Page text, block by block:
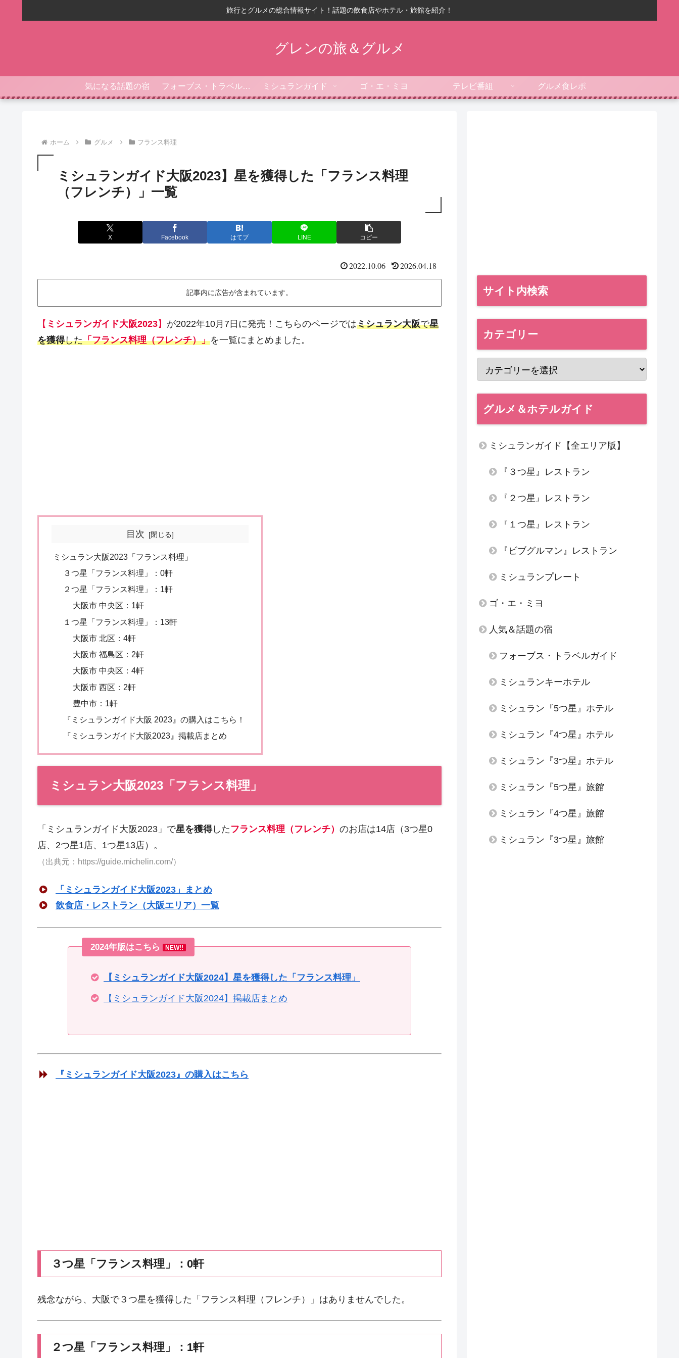
旅行とグルメの総合情報サイト！話題の飲食店やホテル・旅館を紹介！
グレンの旅＆グルメ
気になる話題の宿 フォーブス・トラベルガイド ミシュランガイド ゴ・エ・ミヨ テレビ番組 グルメ食レポ
ホーム グルメ フランス料理
ミシュランガイド大阪2023】星を獲得した「フランス料理
（フレンチ）」一覧
X Facebook はてブ LINE コピー
2022.10.06 2026.04.18
記事内に広告が含まれています。
【 ミシュランガイド大阪2023】 が2022年10月7日に発売！こちらのページではミシュラン大阪で星
を獲得した「フランス料理（フレンチ）」を一覧にまとめました。
目次
ミシュラン大阪2023「フランス料理」
３つ星「フランス料理」：0軒
２つ星「フランス料理」：1軒
大阪市 中央区：1軒
１つ星「フランス料理」：13軒
大阪市 北区：4軒
大阪市 福島区：2軒
大阪市 中央区：4軒
大阪市 西区：2軒
豊中市：1軒
『ミシュランガイド大阪 2023』の購入はこちら！
『ミシュランガイド大阪2023』掲載店まとめ
ミシュラン大阪2023「フランス料理」
「ミシュランガイド大阪2023」で星を獲得した フランス料理（フレンチ） のお店は14店（3つ星0
店、2つ星1店、1つ星13店）。
（出典元：https://guide.michelin.com/）
「ミシュランガイド大阪2023」まとめ
飲食店・レストラン（大阪エリア）一覧
2024年版はこちら NEW!!
【ミシュランガイド大阪2024】星を獲得した「フランス料理」
【ミシュランガイド大阪2024】掲載店まとめ
『ミシュランガイド大阪2023』の購入はこちら
３つ星「フランス料理」：0軒
残念ながら、大阪で３つ星を獲得した「フランス料理（フレンチ）」はありませんでした。
２つ星「フランス料理」：1軒
サイト内検索
カテゴリー
グルメ＆ホテルガイド
ミシュランガイド【全エリア版】
『３つ星』レストラン
『２つ星』レストラン
『１つ星』レストラン
『ビブグルマン』レストラン
ミシュランプレート
ゴ・エ・ミヨ
人気＆話題の宿
フォーブス・トラベルガイド
ミシュランキーホテル
ミシュラン『5つ星』ホテル
ミシュラン『4つ星』ホテル
ミシュラン『3つ星』ホテル
ミシュラン『5つ星』旅館
ミシュラン『4つ星』旅館
ミシュラン『3つ星』旅館